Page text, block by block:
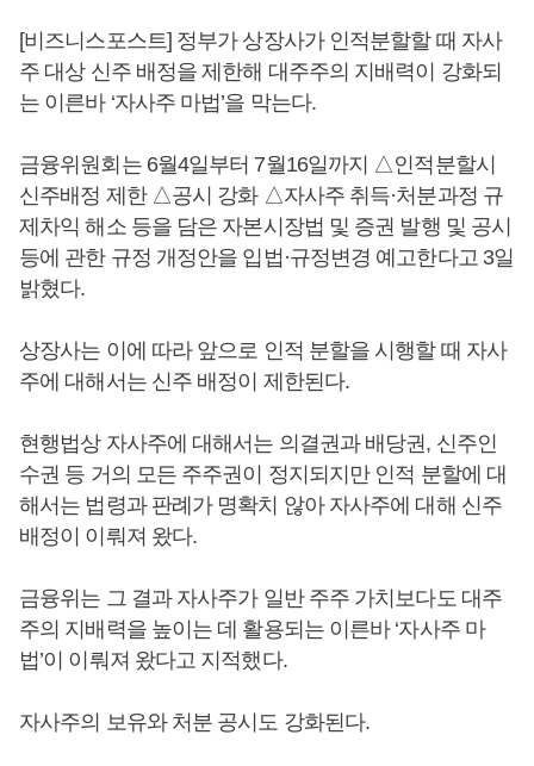
[비즈니스포스트] 정부가 상장사가 인적분할할 때 자사
주 대상 신주 배정을 제한해 대주주의 지배력이 강화되
는 이른바 ‘자사주 마법’을 막는다.
금융위원회는 6월4일부터 7월16일까지 △인적분할시
신주배정 제한 △공시 강화 △자사주 취득·처분과정 규
제차익 해소 등을 담은 자본시장법 및 증권 발행 및 공시
등에 관한 규정 개정안을 입법·규정변경 예고한다고 3일
밝혔다.
상장사는 이에 따라 앞으로 인적 분할을 시행할 때 자사
주에 대해서는 신주 배정이 제한된다.
현행법상 자사주에 대해서는 의결권과 배당권, 신주인
수권 등 거의 모든 주주권이 정지되지만 인적 분할에 대
해서는 법령과 판례가 명확치 않아 자사주에 대해 신주
배정이 이뤄져 왔다.
금융위는 그 결과 자사주가 일반 주주 가치보다도 대주
주의 지배력을 높이는 데 활용되는 이른바 ‘자사주 마
법’이 이뤄져 왔다고 지적했다.
자사주의 보유와 처분 공시도 강화된다.